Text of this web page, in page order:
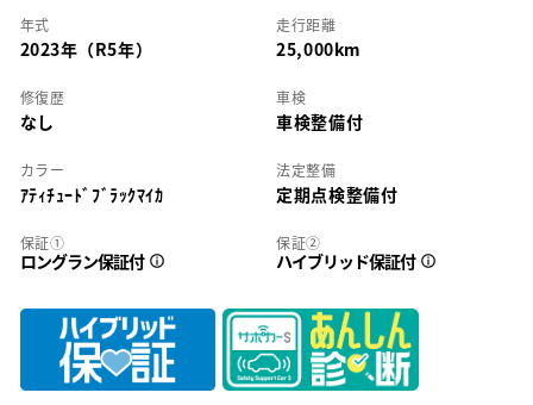
年式
2023年（R5年）
走行距離
25,000km
修復歴
なし
車検
車検整備付
カラー
ｱﾃｨﾁｭｰﾄﾞﾌﾞﾗｯｸﾏｲｶ
法定整備
定期点検整備付
保証①
ロングラン保証付
保証②
ハイブリッド保証付